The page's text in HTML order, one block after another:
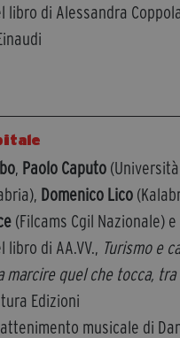
libro di Alessandra
, Paolo Caputo
Domenico Lico
(Filcams Cgil Nazionale) e
di AA.VV., Turismo e
marcire quel che tocca,
Edizioni
musicale di